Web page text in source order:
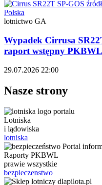
Polska
lotnictwo GA
Wypadek Cirrusa
raport wstępny PKBWL
29.07.2026 22:00
Nasze strony
Lotniska
i lądowiska
lotniska
Raporty PKBWL
prawie wszystkie
bezpieczenstwo